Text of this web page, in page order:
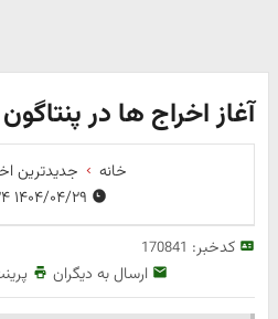
آغاز اخراج ها در پنتاگون
خانه
جدیدترین
کدخبر: 170841
ارسال به دیگران